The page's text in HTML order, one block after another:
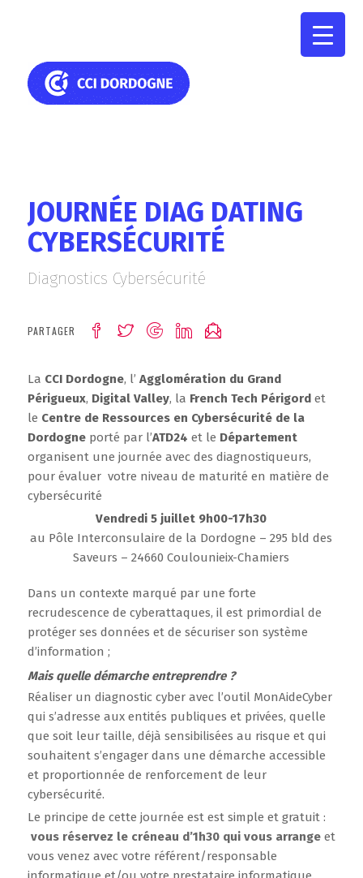
JOURNÉE DIAG DATING
CYBERSÉCURITÉ
Diagnostics Cybersécurité
PARTAGER
La CCI Dordogne, l’ Agglomération du Grand
Périgueux, Digital Valley, la French Tech Périgordet
le Centre de Ressources en Cybersécurité de la
Dordogneporté par l’ATD24 et le Département
organisent une journée avec des diagnostiqueurs,
pour évaluer votre niveau de maturité en matière de
cybersécurité
Vendredi 5 juillet 9h00-17h30
au Pôle Interconsulaire de la Dordogne – 295 bld des
Saveurs – 24660 Coulounieix-Chamiers
Dans un contexte marqué par une forte
recrudescence de cyberattaques, il est primordial de
protéger ses données et de sécuriser son système
d’information ;
Mais quelle démarche entreprendre ?
Réaliser un diagnostic cyber avec l’outil MonAideCyber
qui s’adresse aux entités publiques et privées, quelle
que soit leur taille, déjà sensibilisées au risque et qui
souhaitent s’engager dans une démarche accessible
et proportionnée de renforcement de leur
cybersécurité.
Le principe de cette journée est est simple et gratuit :
vous réservez le créneau d’1h30 qui vous arrangeet
vous venez avec votre référent/responsable